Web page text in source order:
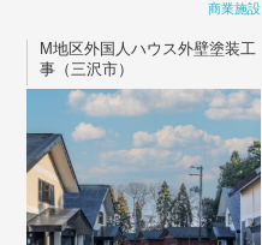
商業施設
M地区外国人ハウス外壁塗装工
事（三沢市）